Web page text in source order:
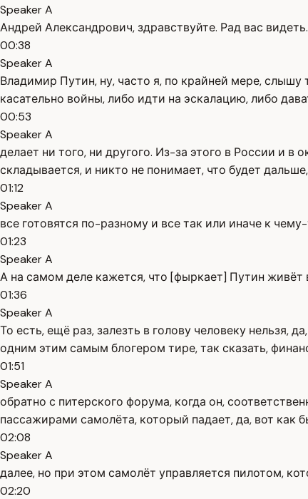
Speaker A
Андрей Александрович, здравствуйте. Рад вас
00:38
Speaker A
Владимир Путин, ну, часто я, по крайней мере,
касательно войны, либо идти на эскалацию, либо
00:53
Speaker A
делает ни того, ни другого. Из-за этого в России и в
складывается, и никто не понимает, что будет
01:12
Speaker A
все готовятся по-разному и все так или иначе к
01:23
Speaker A
А на самом деле кажется, что [фыркает] Путин
01:36
Speaker A
То есть, ещё раз, залезть в голову человеку нельзя,
одним этим самым блогером тире, так сказать,
01:51
Speaker A
обратно с питерского форума, когда он,
пассажирами самолёта, который падает, да, вот как
02:08
Speaker A
далее, но при этом самолёт управляется пилотом,
02:20